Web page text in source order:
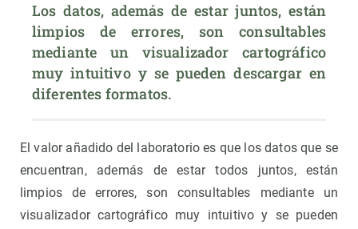
Los datos, además de estar juntos, están
limpios de errores, son consultables
mediante un visualizador cartográfico
muy intuitivo y se pueden descargar en
El valor añadido del laboratorio es que los datos que se
encuentran, además de estar todos juntos, están
limpios de errores, son consultables mediante un
visualizador cartográfico muy intuitivo y se pueden